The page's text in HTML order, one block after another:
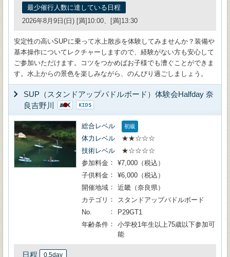
最少催行人数に達している日程
2026年8月9日(日) [満]10:00、[満]13:30
安定性の高いSUPに乗って水上散歩を体験してみませんか？装備や
基本操作についてレクチャーしますので、経験がない方も安心して
ご参加いただけます。コツをつかめばお子様でも漕ぐことができま
す。水上からの景色を楽しみながら、のんびり過ごしましょう。
SUP（スタンドアップパドルボード）体験会Halfday 奈
良吉野川
総合レベル 初級
体力レベル
★★☆☆☆
技術レベル
★☆☆☆☆
参加料金
¥7,000（税込）
子供料金
¥6,000（税込）
開催地域
近畿（奈良県）
カテゴリ
スタンドアップパドルボード
No.
P29GT1
年齢条件
小学校1年生以上75歳以下参加可
能
日程 0.5day